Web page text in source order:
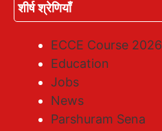
शीर्ष श्रेणियाँ
ECCE Course 2026
Education
Jobs
News
Parshuram Sena